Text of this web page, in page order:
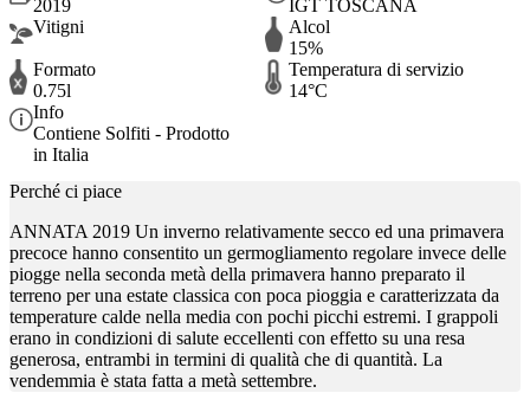
2019
IGT TOSCANA
Vitigni
Alcol
15%
Formato
0.75l
Temperatura di servizio
14°C
Info
Contiene Solfiti - Prodotto
in Italia
Perché ci piace
ANNATA 2019 Un inverno relativamente secco ed una primavera
precoce hanno consentito un germogliamento regolare invece delle
piogge nella seconda metà della primavera hanno preparato il
terreno per una estate classica con poca pioggia e caratterizzata da
temperature calde nella media con pochi picchi estremi. I grappoli
erano in condizioni di salute eccellenti con effetto su una resa
generosa, entrambi in termini di qualità che di quantità. La
vendemmia è stata fatta a metà settembre.